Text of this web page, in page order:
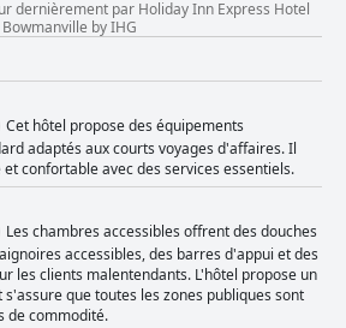
à une expérience de sommeil
service exceptionnel du personnel. En
apprécié pour son emplacement pratique,
ses chambres propres et confortables et le
personnel, ce qui en fait un choix populaire
dernièrement par Holiday Inn Express Hotel
by IHG
Cet hôtel propose des équipements
adaptés aux courts voyages d'affaires. Il
confortable avec des services essentiels.
Les chambres accessibles offrent des douches
accessibles, des barres d'appui et des
les clients malentendants. L'hôtel propose un
s'assure que toutes les zones publiques sont
de commodité.